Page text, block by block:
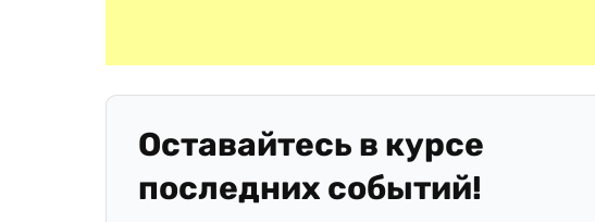
Оставайтесь в курсе
последних событий!